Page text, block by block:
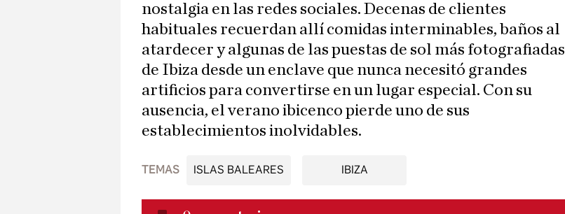
nostalgia en las redes sociales. Decenas de clientes
habituales recuerdan allí comidas interminables, baños al
atardecer y algunas de las puestas de sol más fotografiadas
de Ibiza desde un enclave que nunca necesitó grandes
artificios para convertirse en un lugar especial. Con su
ausencia, el verano ibicenco pierde uno de sus
establecimientos inolvidables.
TEMAS ISLAS BALEARES IBIZA